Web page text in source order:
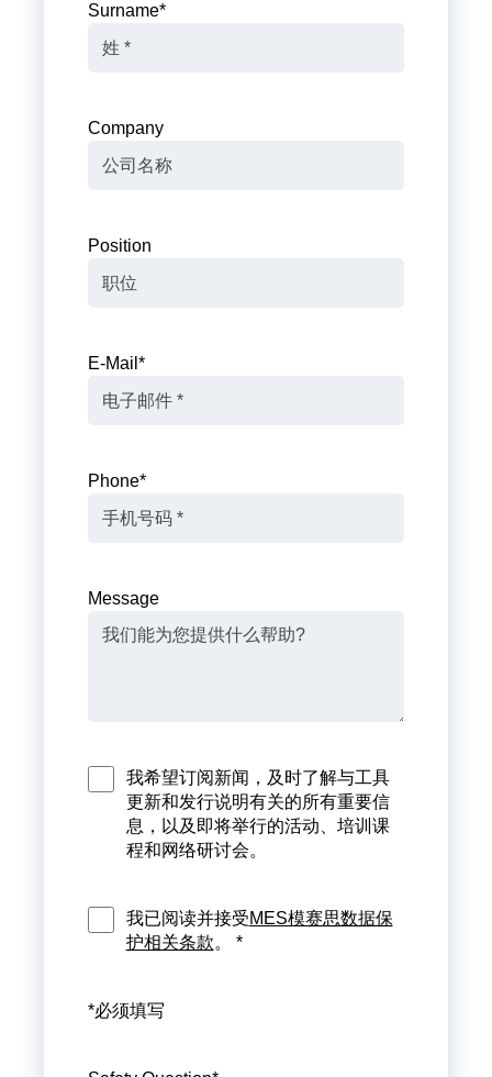
Surname*
Company
Position
E-Mail *
Phone*
Message
我希望订阅新闻，及时了解与工具
更新和发行说明有关的所有重要信
息，以及即将举行的活动、培训课
程和网络研讨会。
我已阅读并接受MES模赛思数据保
护相关条款。 *
*必须填写